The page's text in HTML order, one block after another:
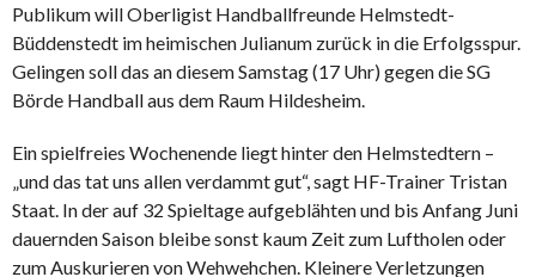
Publikum will Oberligist Handballfreunde Helmstedt-
Büddenstedt im heimischen Julianum zurück in die Erfolgsspur.
Gelingen soll das an diesem Samstag (17 Uhr) gegen die SG
Börde Handball aus dem Raum Hildesheim.
Ein spielfreies Wochenende liegt hinter den Helmstedtern –
„und das tat uns allen verdammt gut“, sagt HF-Trainer Tristan
Staat. In der auf 32 Spieltage aufgeblähten und bis Anfang Juni
dauernden Saison bleibe sonst kaum Zeit zum Luftholen oder
zum Auskurieren von Wehwehchen. Kleinere Verletzungen